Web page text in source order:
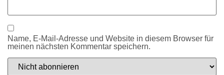
Name, E-Mail-Adresse und Website in diesem Browser für
meinen nächsten Kommentar speichern.